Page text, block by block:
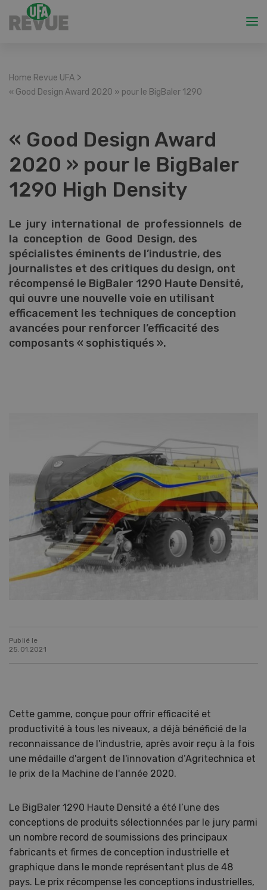
Home Revue UFA >
« Good Design Award 2020 » pour le BigBaler 1290
« Good Design Award
2020 » pour le BigBaler
1290 High Density
Le jury international de professionnels de
la conception de Good Design, des
spécialistes éminents de l’industrie, des
journalistes et des critiques du design, ont
récompensé le BigBaler 1290 Haute Densité,
qui ouvre une nouvelle voie en utilisant
efficacement les techniques de conception
avancées pour renforcer l’efficacité des
composants « sophistiqués ».
Publié le
25.01.2021
Cette gamme, conçue pour offrir efficacité et
productivité à tous les niveaux, a déjà bénéficié de la
reconnaissance de l'industrie, après avoir reçu à la fois
une médaille d'argent de l'innovation d’Agritechnica et
le prix de la Machine de l'année 2020.
Le BigBaler 1290 Haute Densité a été l’une des
conceptions de produits sélectionnées par le jury parmi
un nombre record de soumissions des principaux
fabricants et firmes de conception industrielle et
graphique dans le monde représentant plus de 48
pays. Le prix récompense les conceptions industrielles,